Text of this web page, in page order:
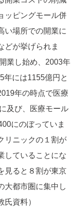
ッピングモール併
い場所での開業に
どが挙げられま
業し始め、2003年
年には1155億円と
年の時点で医療
及び、医療モール
にのぼっていま
リニックの１割が
していることにな
見ると８割が東京
大都市圏に集中し
氏資料）